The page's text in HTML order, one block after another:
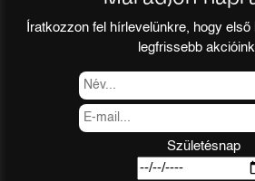
Íratkozzon fel hírlevelünkre, hogy
legfrissebb
Születésnap